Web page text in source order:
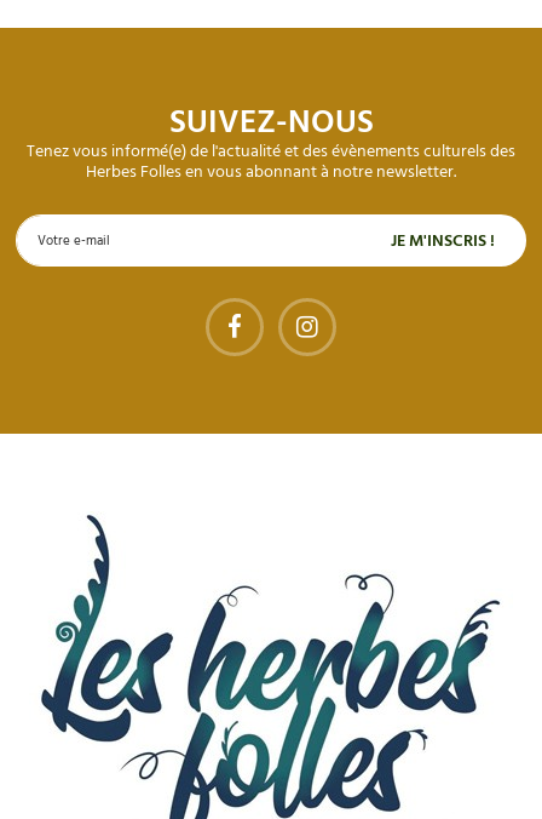
SUIVEZ-NOUS
Tenez vous informé(e) de l'actualité et des évènements culturels des
Herbes Folles en vous abonnant à notre newsletter.